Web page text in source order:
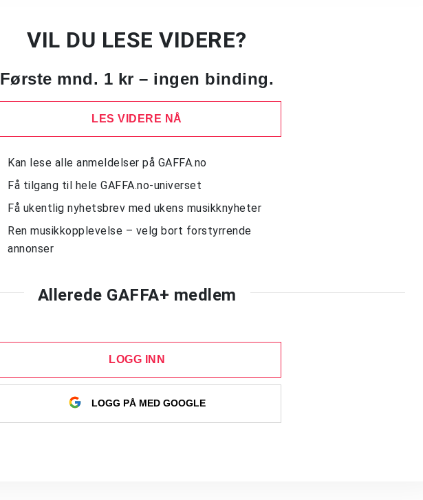
VIL DU LESE VIDERE?
Første mnd. 1 kr – ingen binding.
LES VIDERE NÅ
Kan lese alle anmeldelser på GAFFA.no
Få tilgang til hele GAFFA.no-universet
Få ukentlig nyhetsbrev med ukens musikknyheter
Ren musikkopplevelse – velg bort forstyrrende
annonser
Allerede GAFFA+ medlem
LOGG INN
LOGG PÅ MED GOOGLE